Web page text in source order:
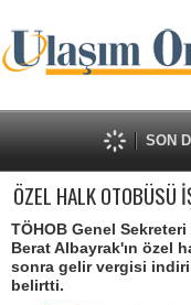
SON
ÖZEL HALK OTOBÜSÜ
TÖHOB Genel
Berat Albayrak'ın özel
sonra gelir vergisi
belirtti.